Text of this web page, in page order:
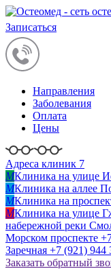
Записаться
Направления
Заболевания
Оплата
Цены
Адреса клиник 7
MКлиника на улице
MКлиника на аллее
MКлиника на
MКлиника на улице
набережной реки
Морском проспекте
Заречная +7 (921) 944
Заказать обратный